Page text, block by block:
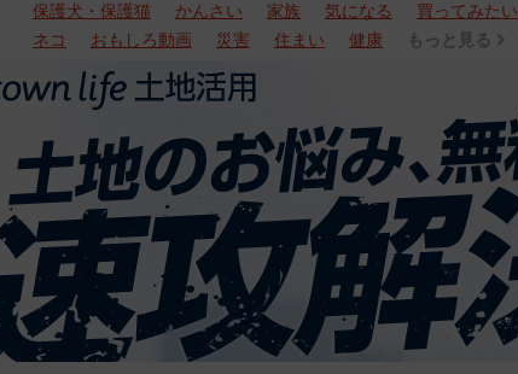
保護犬・保護猫 かんさい 家族 気になる 買ってみたい
ネコ
おもしろ動画 災害 住まい 健康 もっと見る